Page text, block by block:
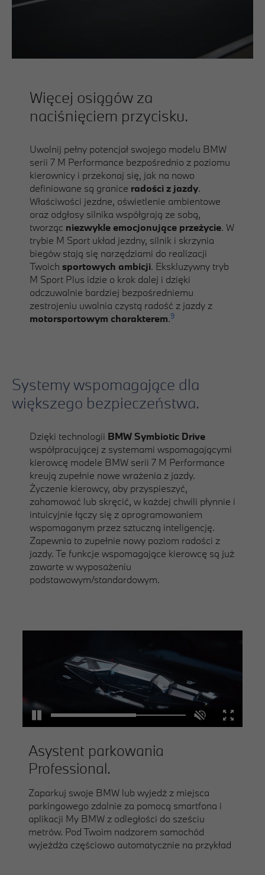
Więcej osiągów za
naciśnięciem przycisku.
Uwolnij pełny potencjał swojego modelu BMW
serii 7 M Performance bezpośrednio z poziomu
kierownicy i przekonaj się, jak na nowo
definiowane są granice radości z jazdy.
Właściwości jezdne, oświetlenie ambientowe
oraz odgłosy silnika współgrają ze sobą,
tworząc niezwykle emocjonujące przeżycie. W
trybie M Sport układ jezdny, silnik i skrzynia
biegów stają się narzędziami do realizacji
Twoich sportowych ambicji. Ekskluzywny tryb
M Sport Plus idzie o krok dalej i dzięki
odczuwalnie bardziej bezpośredniemu
zestrojeniu uwalnia czystą radość z jazdy z
motorsportowym charakterem.9
Systemy wspomagające dla
większego bezpieczeństwa.
Dzięki technologii BMW Symbiotic Drive
współpracującej z systemami wspomagającymi
kierowcę modele BMW serii 7 M Performance
kreują zupełnie nowe wrażenia z jazdy.
Życzenie kierowcy, aby przyspieszyć,
zahamować lub skręcić, w każdej chwili płynnie i
intuicyjnie łączy się z oprogramowaniem
wspomaganym przez sztuczną inteligencję.
Zapewnia to zupełnie nowy poziom radości z
jazdy. Te funkcje wspomagające kierowcę są już
zawarte w wyposażeniu
podstawowym/standardowym.
Asystent parkowania
Professional.
Zaparkuj swoje BMW lub wyjedź z miejsca
parkingowego zdalnie za pomocą smartfona i
aplikacji My BMW z odległości do sześciu
metrów. Pod Twoim nadzorem samochód
wyjeżdża częściowo automatycznie na przykład